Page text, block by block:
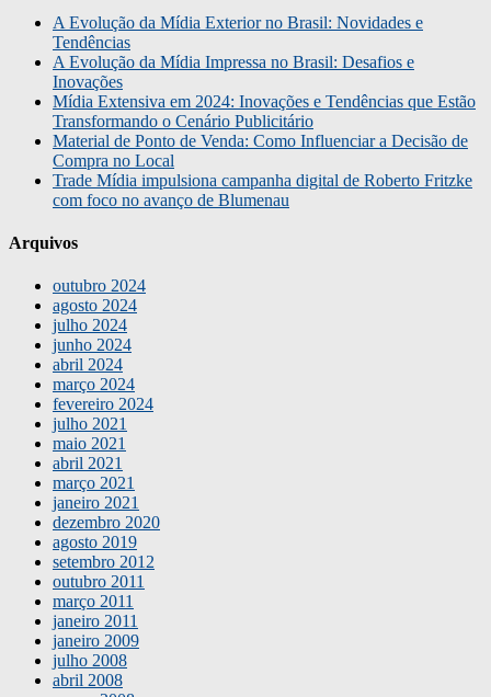
A Evolução da Mídia Exterior no Brasil: Novidades e
Tendências
A Evolução da Mídia Impressa no Brasil: Desafios e
Inovações
Mídia Extensiva em 2024: Inovações e Tendências que Estão
Transformando o Cenário Publicitário
Material de Ponto de Venda: Como Influenciar a Decisão de
Compra no Local
Trade Mídia impulsiona campanha digital de Roberto Fritzke
com foco no avanço de Blumenau
Arquivos
outubro 2024
agosto 2024
julho 2024
junho 2024
abril 2024
março 2024
fevereiro 2024
julho 2021
maio 2021
abril 2021
março 2021
janeiro 2021
dezembro 2020
agosto 2019
setembro 2012
outubro 2011
março 2011
janeiro 2011
janeiro 2009
julho 2008
abril 2008